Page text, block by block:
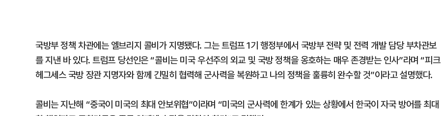
국방부 정책 차관에는 엘브리지 콜비가 지명됐다. 그는 트럼프 1기 행정부에서 국방부 전략 및 전력 개발 담당 부차관보
를 지낸 바 있다. 트럼프 당선인은 “콜비는 미국 우선주의 외교 및 국방 정책을 옹호하는 매우 존경받는 인사”라며 “피크
헤그세스 국방 장관 지명자와 함께 긴밀히 협력해 군사력을 복원하고 나의 정책을 훌륭히 완수할 것”이라고 설명했다.
콜비는 지난해 “중국이 미국의 최대 안보위협”이라며 “미국의 군사력에 한계가 있는 상황에서 한국이 자국 방어를 최대